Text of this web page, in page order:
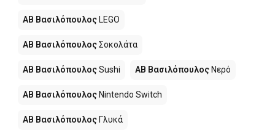
ΑΒ Βασιλόπουλος LEGO
ΑΒ ΒασιλόπουλοςΣοκολάτα
ΑΒ ΒασιλόπουλοςSushi ΑΒ Βασιλόπουλος Νερό
ΑΒ Βασιλόπουλος Nintendo Switch
ΑΒ Βασιλόπουλος Γλυκά